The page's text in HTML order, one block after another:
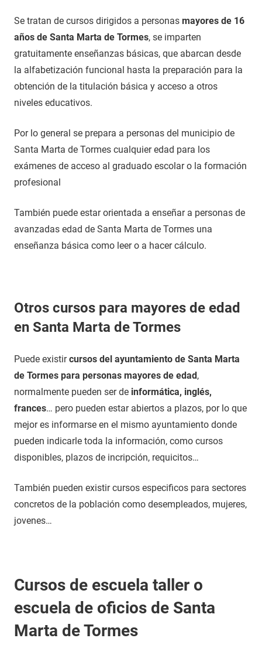
Se tratan de cursos dirigidos a personas mayores de 16
años de Santa Marta de Tormes, se imparten
gratuitamente enseñanzas básicas, que abarcan desde
la alfabetización funcional hasta la preparación para la
obtención de la titulación básica y acceso a otros
niveles educativos.
Por lo general se prepara a personas del municipio de
Santa Marta de Tormes cualquier edad para los
exámenes de acceso al graduado escolar o la formación
profesional
También puede estar orientada a enseñar a personas de
avanzadas edad de Santa Marta de Tormes una
enseñanza básica como leer o a hacer cálculo.
Otros cursos para mayores de edad
en Santa Marta de Tormes
Puede existircursos del ayuntamiento de Santa Marta
de Tormes para personas mayores de edad,
normalmente pueden ser de informática, inglés,
frances… pero pueden estar abiertos a plazos, por lo que
mejor es informarse en el mismo ayuntamiento donde
pueden indicarle toda la información, como cursos
disponibles, plazos de incripción, requicitos…
También pueden existir cursos especificos para sectores
concretos de la población como desempleados, mujeres,
jovenes…
Cursos de escuela taller o
escuela de oficios de Santa
Marta de Tormes